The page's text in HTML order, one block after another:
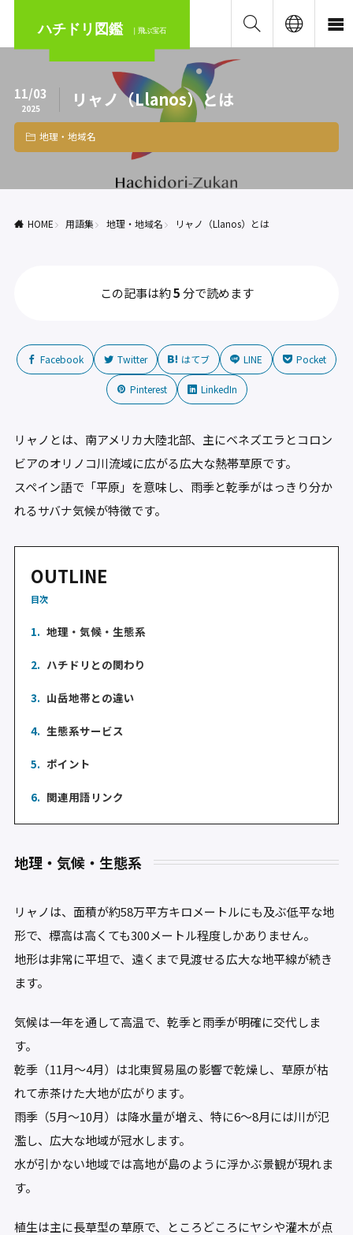
ハチドリ図鑑 ｜飛ぶ宝石
11/03
2025 リャノ（Llanos）とは
地理・地域名
HOME 用語集 地理・地域名 リャノ（Llanos）とは
この記事は約5分で読めます
Facebook Twitter はてブ LINE Pocket
Pinterest LinkedIn
リャノとは、南アメリカ大陸北部、主にベネズエラとコロン
ビアのオリノコ川流域に広がる広大な熱帯草原です。
スペイン語で「平原」を意味し、雨季と乾季がはっきり分か
れるサバナ気候が特徴です。
OUTLINE
目次
1. 地理・気候・生態系
2. ハチドリとの関わり
3. 山岳地帯との違い
4. 生態系サービス
5. ポイント
6. 関連用語リンク
地理・気候・生態系
リャノは、面積が約58万平方キロメートルにも及ぶ低平な地
形で、標高は高くても300メートル程度しかありません。
地形は非常に平坦で、遠くまで見渡せる広大な地平線が続き
ます。
気候は一年を通して高温で、乾季と雨季が明確に交代しま
す。
乾季（11月〜4月）は北東貿易風の影響で乾燥し、草原が枯
れて赤茶けた大地が広がります。
雨季（5月〜10月）は降水量が増え、特に6〜8月には川が氾
濫し、広大な地域が冠水します。
水が引かない地域では高地が島のように浮かぶ景観が現れま
す。
植生は主に長草型の草原で、ところどころにヤシや灌木が点